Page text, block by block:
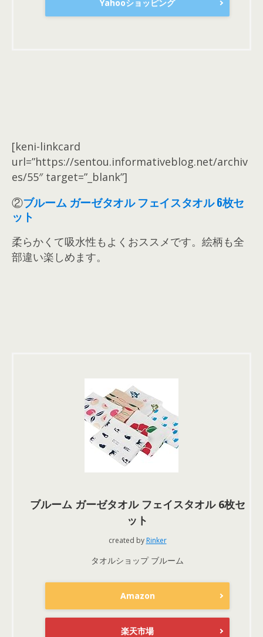
Yahooショッピング
[keni-linkcard
url=”https://sentou.informativeblog.net/archiv
es/55″ target=”_blank”]
②ブルーム ガーゼタオル フェイスタオル 6枚セ
ット
柔らかくて吸水性もよくおススメです。絵柄も全
部違い楽しめます。
ブルーム ガーゼタオル フェイスタオル 6枚セ
ット
created by Rinker
タオルショップ ブルーム
Amazon
楽天市場